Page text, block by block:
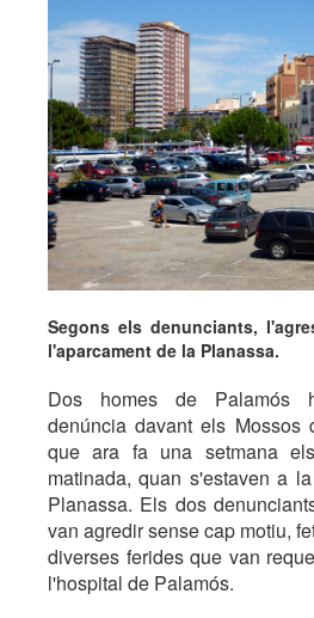
Segons els denunciants,
l'aparcament de la Planassa.
Dos homes de Palamós
denúncia davant els Mossos
que ara fa una setmana
matinada, quan s'estaven a
Planassa. Els dos
van agredir sense cap motiu,
diverses ferides que van
l'hospital de Palamós.